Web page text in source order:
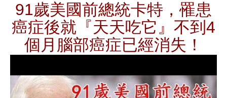
91歲美國前總統卡特，罹患
癌症後就『天天吃它』不到 4
個月腦部癌症已經消失！